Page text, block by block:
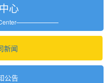
心
新闻
公告